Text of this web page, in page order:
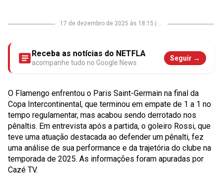
17 de dezembro de 2025 às 18:15 ...
Receba as notícias do NETFLA
acompanhe tudo no Google News
Seguir →
O Flamengo enfrentou o Paris Saint-Germain na final da
Copa Intercontinental, que terminou em empate de 1 a 1 no
tempo regulamentar, mas acabou sendo derrotado nos
pênaltis. Em entrevista após a partida, o goleiro Rossi, que
teve uma atuação destacada ao defender um pênalti, fez
uma análise de sua performance e da trajetória do clube na
temporada de 2025. As informações foram apuradas por
Cazé TV.